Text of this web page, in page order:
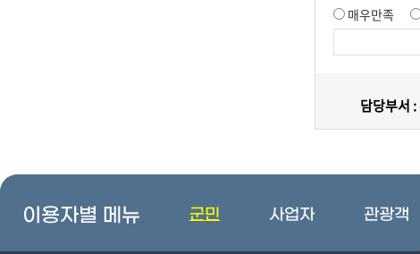
매우만족
담당부서 :
이용자별 메뉴 군민 사업자 관광객